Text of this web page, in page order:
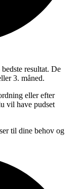
resultat. De
3. måned.
eller efter
vil have pudset
til dine behov og